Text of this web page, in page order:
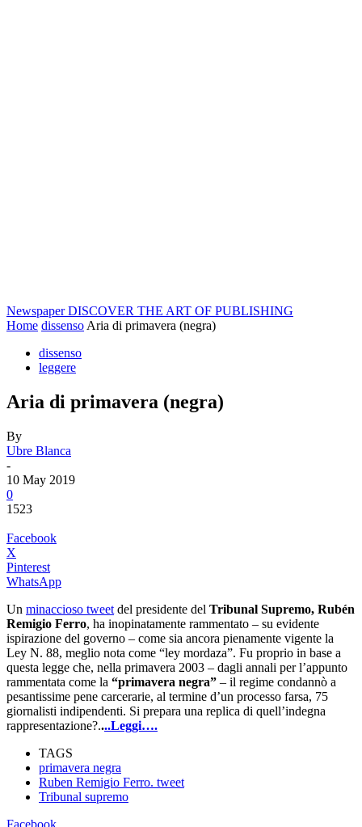
Newspaper DISCOVER THE ART OF PUBLISHING
Home dissenso Aria di primavera (negra)
dissenso
leggere
Aria di primavera (negra)
By
Ubre Blanca
-
10 May 2019
0
1523
Facebook
X
Pinterest
WhatsApp
Un minaccioso tweet del presidente del Tribunal Supremo, Rubén
Remigio Ferro, ha inopinatamente rammentato – su evidente
ispirazione del governo – come sia ancora pienamente vigente la
Ley N. 88, meglio nota come “ley mordaza”. Fu proprio in base a
questa legge che, nella primavera 2003 – dagli annali per l’appunto
rammentata come la “primavera negra” – il regime condannò a
pesantissime pene carcerarie, al termine d’un processo farsa, 75
giornalisti indipendenti. Si prepara una replica di quell’indegna
rappresentazione?....Leggi….
TAGS
primavera negra
Ruben Remigio Ferro. tweet
Tribunal supremo
Facebook